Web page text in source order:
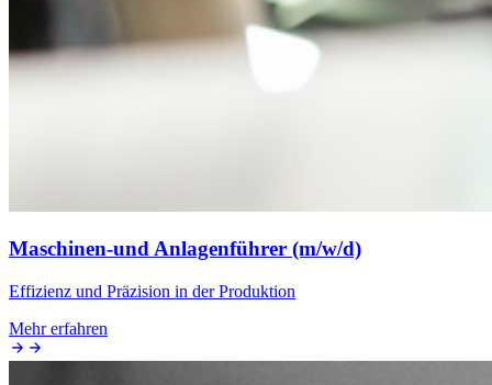
Maschinen-und Anlagenführer (m/w/d)
Effizienz und Präzision in der Produktion
Mehr erfahren